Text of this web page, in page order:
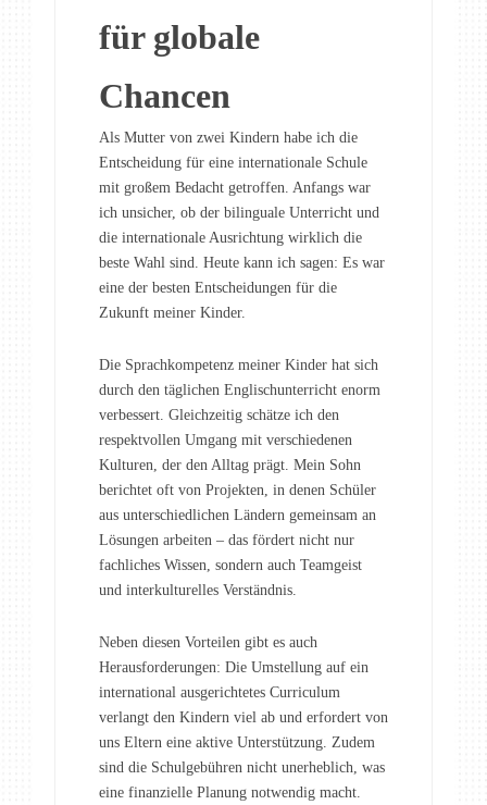
für globale
Chancen
Als Mutter von zwei Kindern habe ich die
Entscheidung für eine internationale Schule
mit großem Bedacht getroffen. Anfangs war
ich unsicher, ob der bilinguale Unterricht und
die internationale Ausrichtung wirklich die
beste Wahl sind. Heute kann ich sagen: Es war
eine der besten Entscheidungen für die
Zukunft meiner Kinder.
Die Sprachkompetenz meiner Kinder hat sich
durch den täglichen Englischunterricht enorm
verbessert. Gleichzeitig schätze ich den
respektvollen Umgang mit verschiedenen
Kulturen, der den Alltag prägt. Mein Sohn
berichtet oft von Projekten, in denen Schüler
aus unterschiedlichen Ländern gemeinsam an
Lösungen arbeiten – das fördert nicht nur
fachliches Wissen, sondern auch Teamgeist
und interkulturelles Verständnis.
Neben diesen Vorteilen gibt es auch
Herausforderungen: Die Umstellung auf ein
international ausgerichtetes Curriculum
verlangt den Kindern viel ab und erfordert von
uns Eltern eine aktive Unterstützung. Zudem
sind die Schulgebühren nicht unerheblich, was
eine finanzielle Planung notwendig macht.